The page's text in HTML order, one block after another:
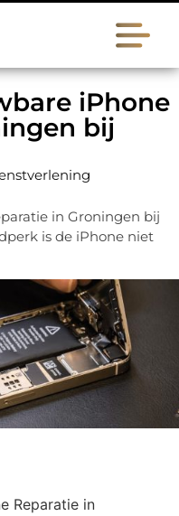
iPhone
bij
in Groningen bij
is de iPhone niet
Reparatie in